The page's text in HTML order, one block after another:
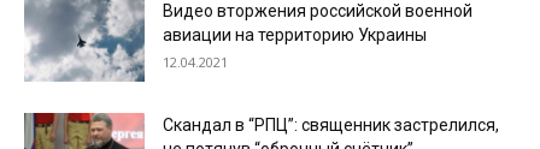
Видео вторжения российской военной
авиации на территорию Украины
12.04.2021
Скандал в “РПЦ”: священник застрелился,